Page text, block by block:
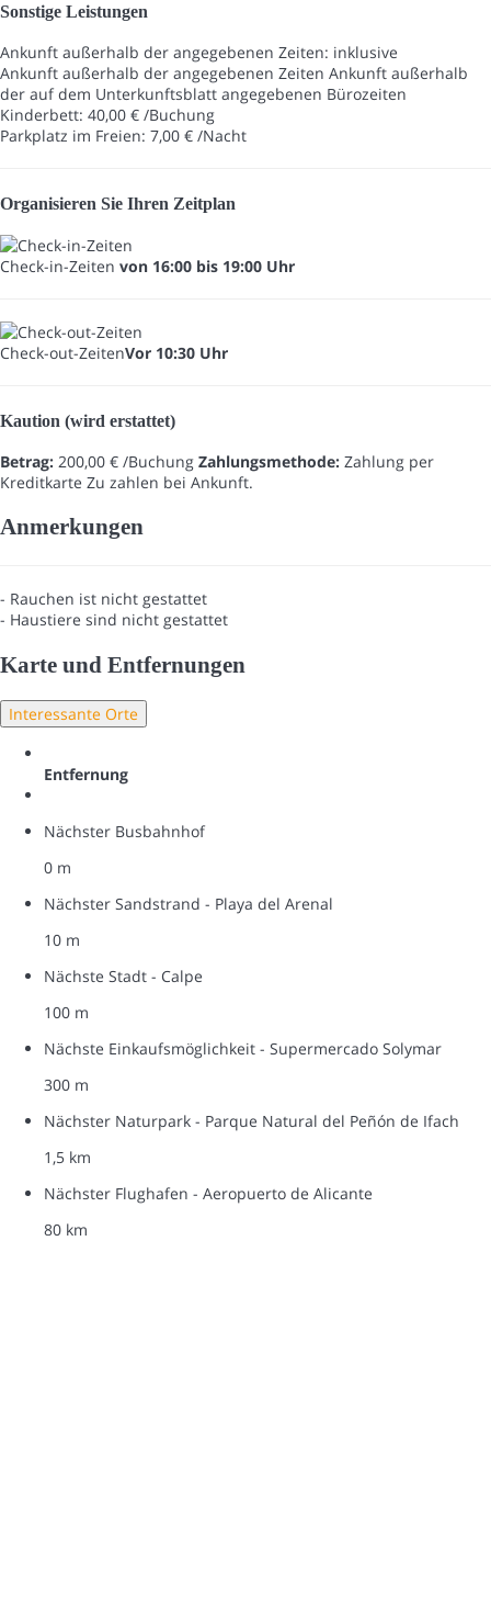
Sonstige Leistungen
Ankunft außerhalb der angegebenen Zeiten: inklusive
Ankunft außerhalb der angegebenen Zeiten Ankunft außerhalb
der auf dem Unterkunftsblatt angegebenen Bürozeiten
Kinderbett: 40,00 € /Buchung
Parkplatz im Freien: 7,00 € /Nacht
Organisieren Sie Ihren Zeitplan
Check-in-Zeiten von 16:00 bis 19:00 Uhr
Check-out-ZeitenVor 10:30 Uhr
Kaution (wird erstattet)
Betrag: 200,00 € /Buchung Zahlungsmethode: Zahlung per
Kreditkarte Zu zahlen bei Ankunft.
Anmerkungen
- Rauchen ist nicht gestattet
- Haustiere sind nicht gestattet
Karte und Entfernungen
Interessante Orte
Entfernung
Nächster Busbahnhof
0 m
Nächster Sandstrand - Playa del Arenal
10 m
Nächste Stadt - Calpe
100 m
Nächste Einkaufsmöglichkeit - Supermercado Solymar
300 m
Nächster Naturpark - Parque Natural del Peñón de Ifach
1,5 km
Nächster Flughafen - Aeropuerto de Alicante
80 km